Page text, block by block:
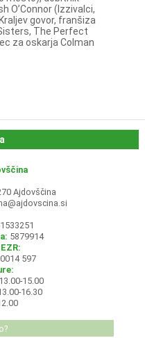
O’Connor (Izzivalci,
govor, franšiza
The Perfect
za oskarja Colman
Ajdovščina
5879914
597
15.00
16.30